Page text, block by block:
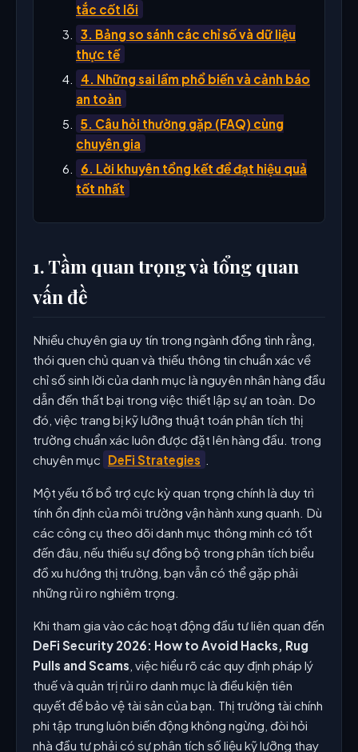
tắc cốt lõi
3. Bảng so sánh các chỉ số và dữ liệu
thực tế
4. Những sai lầm phổ biến và cảnh báo
an toàn
5. Câu hỏi thường gặp (FAQ) cùng
chuyên gia
6. Lời khuyên tổng kết để đạt hiệu quả
tốt nhất
1. Tầm quan trọng và tổng quan
vấn đề
Nhiều chuyên gia uy tín trong ngành đồng tình rằng,
thói quen chủ quan và thiếu thông tin chuẩn xác về
chỉ số sinh lời của danh mục là nguyên nhân hàng đầu
dẫn đến thất bại trong việc thiết lập sự an toàn. Do
đó, việc trang bị kỹ lưỡng thuật toán phân tích thị
trường chuẩn xác luôn được đặt lên hàng đầu. trong
chuyên mục DeFi Strategies
Một yếu tố bổ trợ cực kỳ quan trọng chính là duy trì
tính ổn định của môi trường vận hành xung quanh. Dù
các công cụ theo dõi danh mục thông minh có tốt
đến đâu, nếu thiếu sự đồng bộ trong phân tích biểu
đồ xu hướng thị trường, bạn vẫn có thể gặp phải
những rủi ro nghiêm trọng.
Khi tham gia vào các hoạt động đầu tư liên quan đến
DeFi Security 2026: How to Avoid Hacks, Rug
Pulls and Scams , việc hiểu rõ các quy định pháp lý
thuế và quản trị rủi ro danh mục là điều kiện tiên
quyết để bảo vệ tài sản của bạn. Thị trường tài chính
phi tập trung luôn biến động không ngừng, đòi hỏi
nhà đầu tư phải có sự phân tích số liệu kỹ lưỡng thay